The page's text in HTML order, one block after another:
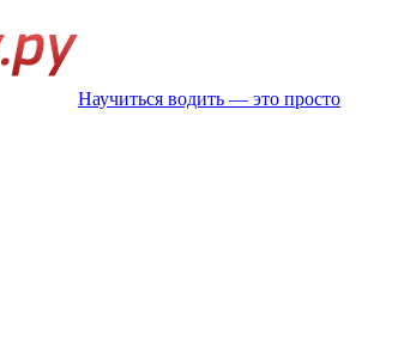
Научиться водить — это просто